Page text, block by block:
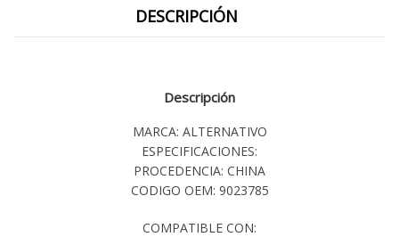
DESCRIPCIÓN
Descripción
MARCA: ALTERNATIVO
ESPECIFICACIONES:
PROCEDENCIA: CHINA
CODIGO OEM: 9023785
COMPATIBLE CON: